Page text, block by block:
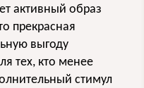
активный образ
прекрасная
выгоду
тех, кто менее
стимул